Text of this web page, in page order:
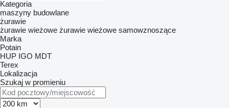
Kategoria
maszyny budowlane
żurawie
żurawie wieżowe żurawie wieżowe samowznoszące
Marka
Potain
HUP IGO MDT
Terex
Lokalizacja
Szukaj w promieniu